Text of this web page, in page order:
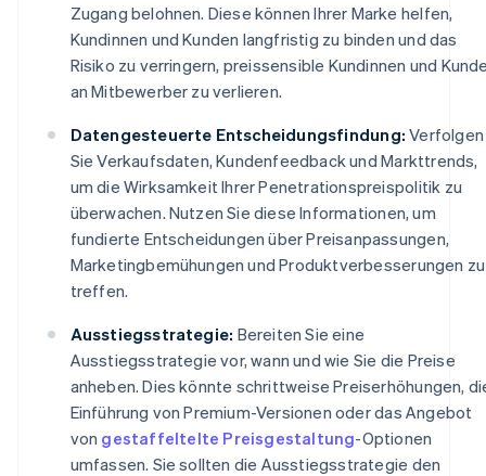
Zugang belohnen. Diese können Ihrer Marke helfen,
Kundinnen und Kunden langfristig zu binden und das
Risiko zu verringern, preissensible Kundinnen und
an Mitbewerber zu verlieren.
Datengesteuerte Entscheidungsfindung: Verfolgen
Sie Verkaufsdaten, Kundenfeedback und Markttrends,
um die Wirksamkeit Ihrer Penetrationspreispolitik zu
überwachen. Nutzen Sie diese Informationen, um
fundierte Entscheidungen über Preisanpassungen,
Marketingbemühungen und Produktverbesserungen zu
treffen.
Ausstiegsstrategie: Bereiten Sie eine
Ausstiegsstrategie vor, wann und wie Sie die Preise
anheben. Dies könnte schrittweise Preiserhöhungen,
Einführung von Premium-Versionen oder das Angebot
von gestaffeltelte Preisgestaltung-Optionen
umfassen. Sie sollten die Ausstiegsstrategie den